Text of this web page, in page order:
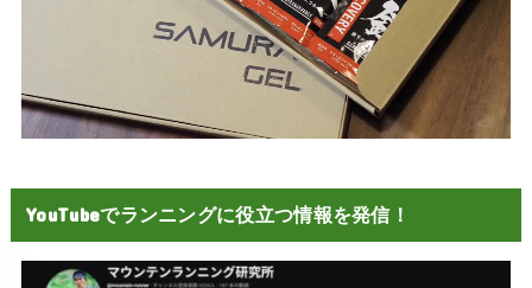
YouTubeでランニングに役立つ情報を発信！